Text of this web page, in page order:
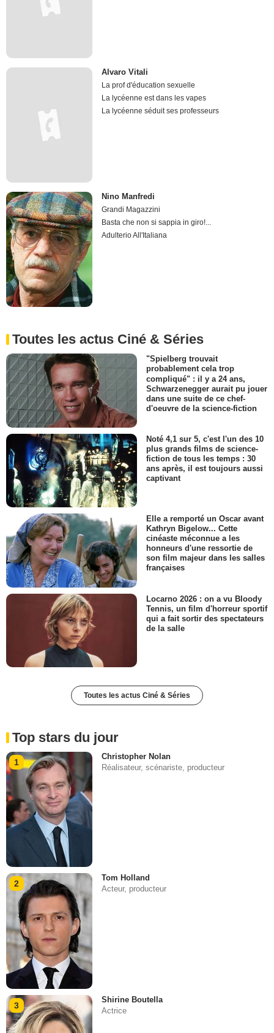
Alvaro Vitali
La prof d'éducation sexuelle
La lycéenne est dans les vapes
La lycéenne séduit ses professeurs
Nino Manfredi
Grandi Magazzini
Basta che non si sappia in giro!...
Adulterio All'Italiana
Toutes les actus Ciné & Séries
"Spielberg trouvait
probablement cela trop
compliqué" : il y a 24 ans,
Schwarzenegger aurait pu jouer
dans une suite de ce chef-
d'oeuvre de la science-fiction
Noté 4,1 sur 5, c'est l'un des 10
plus grands films de science-
fiction de tous les temps : 30
ans après, il est toujours aussi
captivant
Elle a remporté un Oscar avant
Kathryn Bigelow... Cette
cinéaste méconnue a les
honneurs d'une ressortie de
son film majeur dans les salles
françaises
Locarno 2026 : on a vu Bloody
Tennis, un film d'horreur sportif
qui a fait sortir des spectateurs
de la salle
Toutes les actus Ciné & Séries
Top stars du jour
1
Christopher Nolan
Réalisateur, scénariste, producteur
2
Tom Holland
Acteur, producteur
3
Shirine Boutella
Actrice